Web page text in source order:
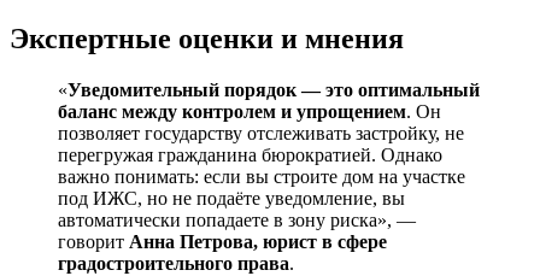
Экспертные оценки и мнения
«Уведомительный порядок — это оптимальный
баланс между контролем и упрощением. Он
позволяет государству отслеживать застройку, не
перегружая гражданина бюрократией. Однако
важно понимать: если вы строите дом на участке
под ИЖС, но не подаёте уведомление, вы
автоматически попадаете в зону риска», —
говорит Анна Петрова, юрист в сфере
градостроительного права.